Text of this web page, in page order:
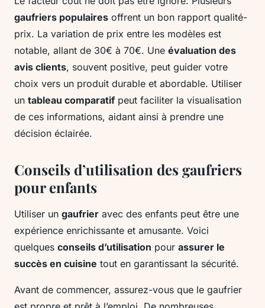
gaufriers populaires offrent un bon rapport qualité-
prix. La variation de prix entre les modèles est
notable, allant de 30€ à 70€. Une évaluation des
avis clients, souvent positive, peut guider votre
choix vers un produit durable et abordable. Utiliser
un tableau comparatifpeut faciliter la visualisation
de ces informations, aidant ainsi à prendre une
décision éclairée.
Conseils d’utilisation des gaufriers
pour enfants
Utiliser un gaufrier avec des enfants peut être une
expérience enrichissante et amusante. Voici
quelques conseils d’utilisation pour assurer le
succès en cuisine tout en garantissant la sécurité.
Avant de commencer, assurez-vous que le gaufrier